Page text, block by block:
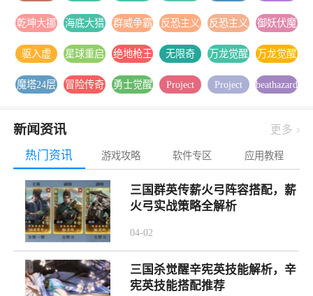
游下载安
装
版下载
版下载
乾坤大挪
新版下载
海底大猎
兰蒂斯安
卓游戏下
载
群威争霸
版下载
反恐主义
反恐主义
官方版下
载
御妖伏魔
载
驱入虚
本更新安
载
星球重启
安装
绝地枪王
游戏下载
无限奇
内置1折
万龙觉醒
万龙觉醒
下载
魔塔24层
下载
冒险传奇
勇士觉醒
Project
Project
beathazard2
新闻资讯 更多
热门资讯 游戏攻略 软件专区 应用教程
三国群英传薪火弓阵容搭配，薪
火弓实战策略全解析
04-02
三国杀觉醒辛宪英技能解析，辛
宪英技能搭配推荐